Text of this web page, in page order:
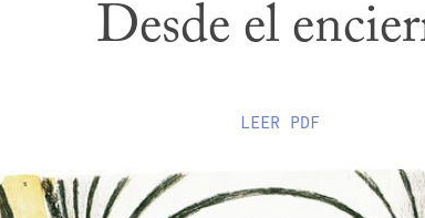
Desde el
LEER PDF